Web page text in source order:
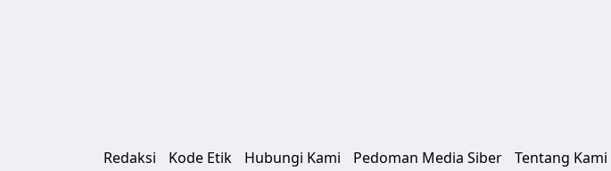
Redaksi Kode Etik Hubungi Kami Pedoman Media Siber Tentang Kami